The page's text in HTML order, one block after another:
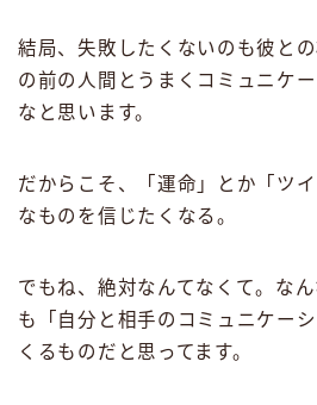
結局、失敗したくないのも彼と
の前の人間とうまくコミュニケ
なと思います。
だからこそ、「運命」とか「ツ
なものを信じたくなる。
でもね、絶対なんてなくて。な
も「自分と相手のコミュニケー
くるものだと思ってます。